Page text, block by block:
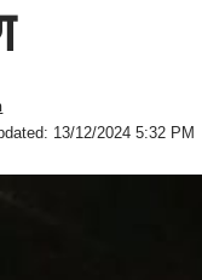
13/12/2024 5:32 PM